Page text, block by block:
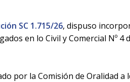
SC 1.715/26, dispuso
en lo Civil y Comercial Nº 4
por la Comisión de Oralidad a